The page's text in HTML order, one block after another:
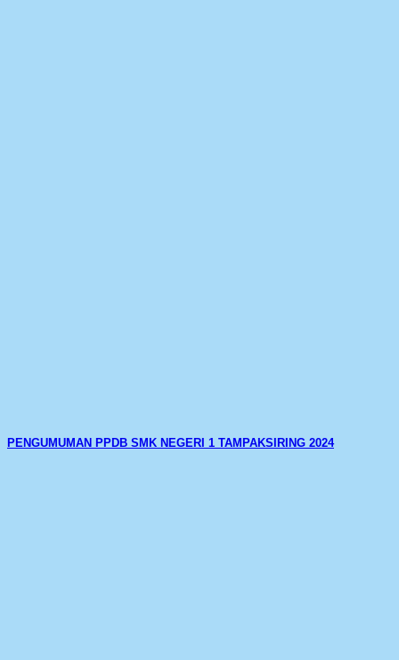
PENGUMUMAN PPDB SMK NEGERI 1 TAMPAKSIRING 2024